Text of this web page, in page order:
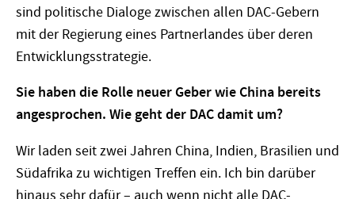
sind politische Dialoge zwischen allen DAC-Gebern
mit der Regierung eines Partnerlandes über deren
Entwicklungsstrategie.
Sie haben die Rolle neuer Geber wie China bereits
angesprochen. Wie geht der DAC damit um?
Wir laden seit zwei Jahren China, Indien, Brasilien und
Südafrika zu wichtigen Treffen ein. Ich bin darüber